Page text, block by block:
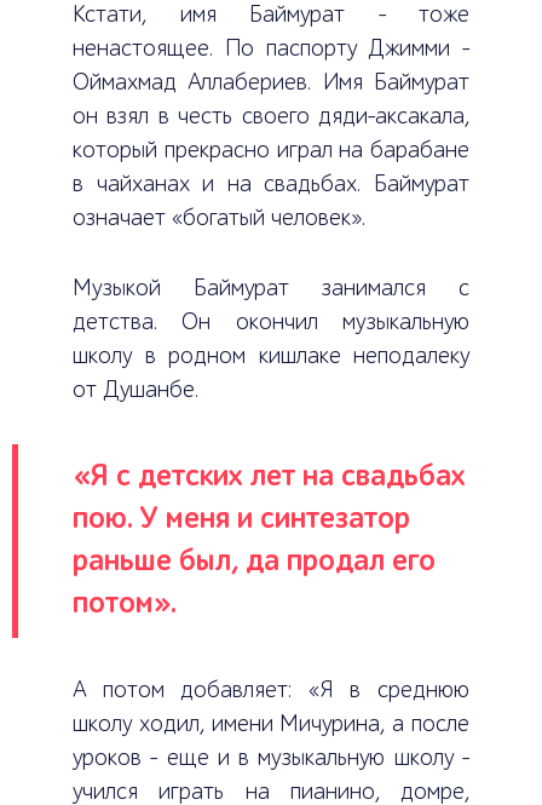
Кстати, имя Баймурат – тоже
ненастоящее. По паспорту Джимми –
Оймахмад Аллабериев. Имя Баймурат
он взял в честь своего дяди-аксакала,
который прекрасно играл на барабане
в чайханах и на свадьбах. Баймурат
означает «богатый человек».
Музыкой Баймурат занимался с
детства. Он окончил музыкальную
школу в родном кишлаке неподалеку
от Душанбе.
«Я с детских лет на свадьбах
пою. У меня и синтезатор
раньше был, да продал его
потом».
А потом добавляет: «Я в среднюю
школу ходил, имени Мичурина, а после
уроков – еще и в музыкальную школу –
учился играть на пианино, домре,